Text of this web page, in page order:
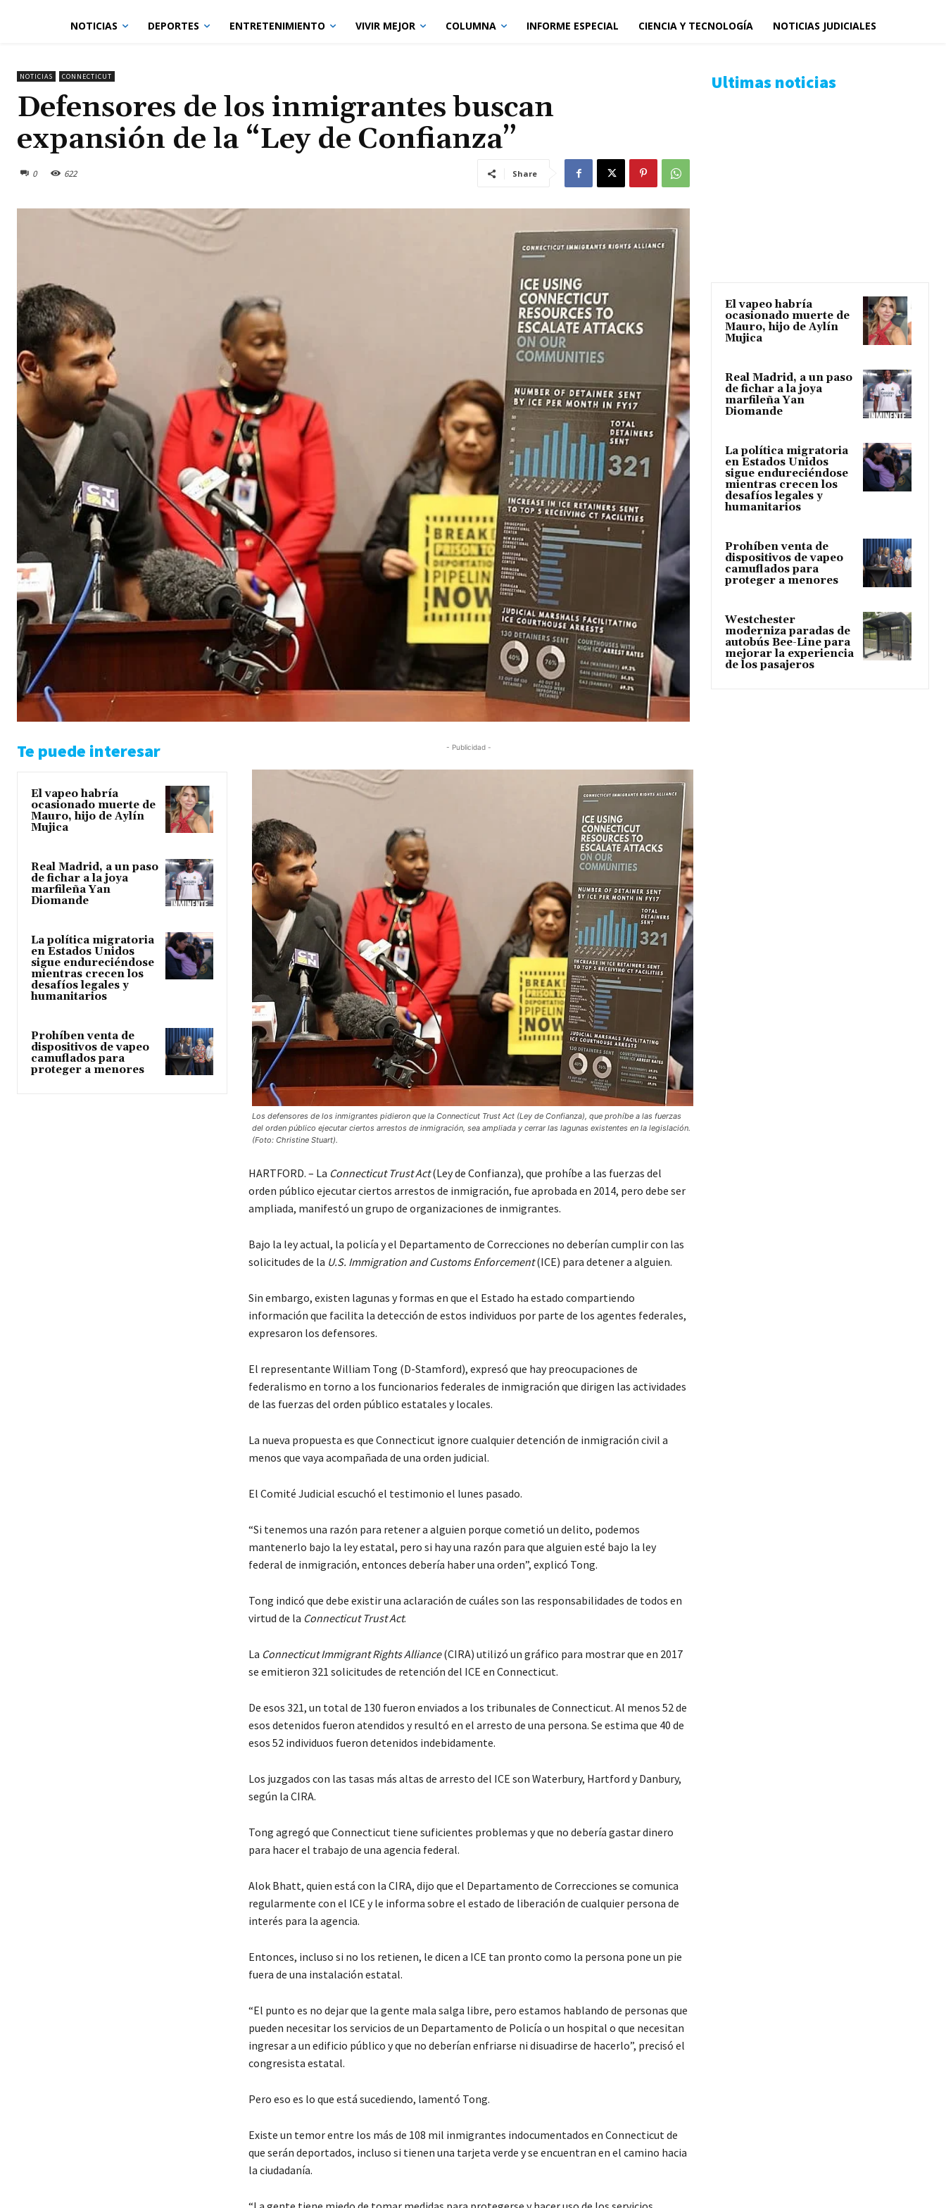
NOTICIAS DEPORTES ENTRETENIMIENTO VIVIR MEJOR COLUMNA INFORME ESPECIAL CIENCIA Y TECNOLOGÍA NOTICIAS JUDICIALES
NOTICIAS CONNECTICUT
Defensores de los inmigrantes buscan
expansión de la “Ley de Confianza”
0 622 Share
Te puede interesar
El vapeo habría
ocasionado muerte de
Mauro, hijo de Aylín
Mujica
Real Madrid, a un paso
de fichar a la joya
marfileña Yan
Diomande
La política migratoria
en Estados Unidos
sigue endureciéndose
mientras crecen los
desafíos legales y
humanitarios
Prohíben venta de
dispositivos de vapeo
camuflados para
proteger a menores
- Publicidad -
Los defensores de los inmigrantes pidieron que la Connecticut Trust Act (Ley de Confianza), que prohíbe a las fuerzas
del orden público ejecutar ciertos arrestos de inmigración, sea ampliada y cerrar las lagunas existentes en la legislación.
(Foto: Christine Stuart).
HARTFORD. – La Connecticut Trust Act(Ley de Confianza), que prohíbe a las fuerzas del
orden público ejecutar ciertos arrestos de inmigración, fue aprobada en 2014, pero debe ser
ampliada, manifestó un grupo de organizaciones de inmigrantes.
Bajo la ley actual, la policía y el Departamento de Correcciones no deberían cumplir con las
solicitudes de la U.S. Immigration and Customs Enforcement(ICE) para detener a alguien.
Sin embargo, existen lagunas y formas en que el Estado ha estado compartiendo
información que facilita la detección de estos individuos por parte de los agentes federales,
expresaron los defensores.
El representante William Tong (D-Stamford), expresó que hay preocupaciones de
federalismo en torno a los funcionarios federales de inmigración que dirigen las actividades
de las fuerzas del orden público estatales y locales.
La nueva propuesta es que Connecticut ignore cualquier detención de inmigración civil a
menos que vaya acompañada de una orden judicial.
El Comité Judicial escuchó el testimonio el lunes pasado.
“Si tenemos una razón para retener a alguien porque cometió un delito, podemos
mantenerlo bajo la ley estatal, pero si hay una razón para que alguien esté bajo la ley
federal de inmigración, entonces debería haber una orden”, explicó Tong.
Tong indicó que debe existir una aclaración de cuáles son las responsabilidades de todos en
virtud de la Connecticut Trust Act.
La Connecticut Immigrant Rights Alliance(CIRA) utilizó un gráfico para mostrar que en 2017
se emitieron 321 solicitudes de retención del ICE en Connecticut.
De esos 321, un total de 130 fueron enviados a los tribunales de Connecticut. Al menos 52 de
esos detenidos fueron atendidos y resultó en el arresto de una persona. Se estima que 40 de
esos 52 individuos fueron detenidos indebidamente.
Los juzgados con las tasas más altas de arresto del ICE son Waterbury, Hartford y Danbury,
según la CIRA.
Tong agregó que Connecticut tiene suficientes problemas y que no debería gastar dinero
para hacer el trabajo de una agencia federal.
Alok Bhatt, quien está con la CIRA, dijo que el Departamento de Correcciones se comunica
regularmente con el ICE y le informa sobre el estado de liberación de cualquier persona de
interés para la agencia.
Entonces, incluso si no los retienen, le dicen a ICE tan pronto como la persona pone un pie
fuera de una instalación estatal.
“El punto es no dejar que la gente mala salga libre, pero estamos hablando de personas que
pueden necesitar los servicios de un Departamento de Policía o un hospital o que necesitan
ingresar a un edificio público y que no deberían enfriarse ni disuadirse de hacerlo”, precisó el
congresista estatal.
Pero eso es lo que está sucediendo, lamentó Tong.
Existe un temor entre los más de 108 mil inmigrantes indocumentados en Connecticut de
que serán deportados, incluso si tienen una tarjeta verde y se encuentran en el camino hacia
la ciudadanía.
Ultimas noticias
El vapeo habría
ocasionado muerte de
Mauro, hijo de Aylín
Mujica
Real Madrid, a un paso
de fichar a la joya
marfileña Yan
Diomande
La política migratoria
en Estados Unidos
sigue endureciéndose
mientras crecen los
desafíos legales y
humanitarios
Prohíben venta de
dispositivos de vapeo
camuflados para
proteger a menores
Westchester
moderniza paradas de
autobús Bee-Line para
mejorar la experiencia
de los pasajeros